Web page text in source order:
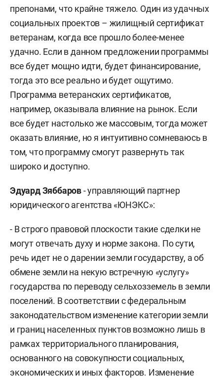
препонами, что крайне тяжело. Один из удачных
социальных проектов – жилищный сертификат
ветеранам, когда все прошло более-менее
удачно. Если в данном предложении программы
все будет мощно идти, будет финансирование,
тогда это все реально и будет ощутимо.
Программа ветеранских сертификатов,
например, оказывала влияние на рынок. Если
все будет настолько же массовым, тогда может
оказать влияние, но я интуитивно сомневаюсь в
том, что программу смогут развернуть так
широко и доступно.
Эдуард Зяббаров- управляющий партнер
юридического агентства «ЮНЭКС»:
- В строго правовой плоскости такие сделки не
могут отвечать духу и норме закона. По сути,
речь идет не о дарении земли государству, а об
обмене земли на некую встречную «услугу»
государства по переводу сельхозземель в земли
поселений. В соответствии с федеральным
законодательством изменение категории земли
и границ населенных пунктов возможно лишь в
рамках территориального планирования,
основанного на совокупности социальных,
экономических и иных факторов. Изменение